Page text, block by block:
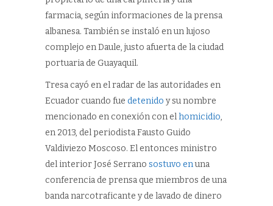
farmacia, según informaciones de la prensa
albanesa. También se instaló en un lujoso
complejo en Daule, justo afuerta de la ciudad
portuaria de Guayaquil.
Tresa cayó en el radar de las autoridades en
Ecuador cuando fue detenido y su nombre
mencionado en conexión con elhomicidio,
en 2013, del periodista Fausto Guido
Valdiviezo Moscoso. El entonces ministro
del interior José Serrano sostuvo enuna
conferencia de prensa que miembros de una
banda narcotraficante y de lavado de dinero